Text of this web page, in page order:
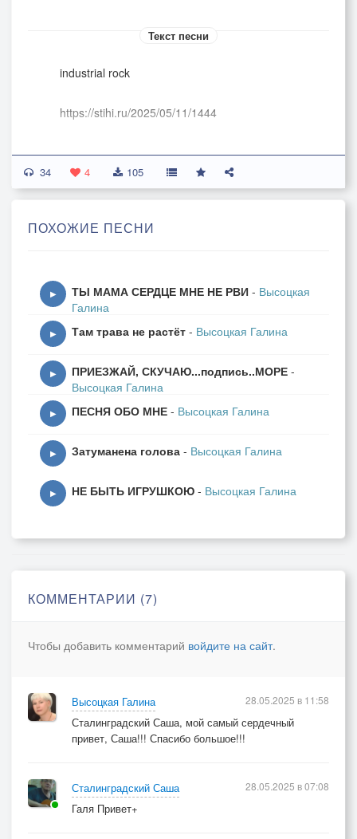
Текст песни
industrial rock
https://stihi.ru/2025/05/11/1444
[Куплет]
Ты множество из множества имён
Я выбрал то
И Купидон вонзает в сердце мне закон
[Куплет 2]
Ты множество и ты же воплощенье сна
Я выбрал ту
И вечно в сердце страстью и сполна
В своих созвездьях нежно укрывала
Ты множество из множества меня
В борьбе за цель
Ты множество из множества миров
Где домом нашим стала вдруг земля
Средь сотен голосов
[Припев]
Ты множество из множества меня
За смыслы бытия
Лишь труд и шаг вперёд всё изменяют
34 4 105
ПОХОЖИЕ ПЕСНИ
▶ ТЫ МАМА СЕРДЦЕ МНЕ НЕ РВИ - Высоцкая
Галина
▶ Там трава не растёт - Высоцкая Галина
▶ ПРИЕЗЖАЙ, СКУЧАЮ...подпись..МОРЕ -
Высоцкая Галина
▶ ПЕСНЯ ОБО МНЕ - Высоцкая Галина
▶ Затуманена голова - Высоцкая Галина
▶ НЕ БЫТЬ ИГРУШКОЮ - Высоцкая Галина
КОММЕНТАРИИ (7)
Чтобы добавить комментарий войдите на сайт.
Высоцкая Галина
Сталинградский Саша, мой самый сердечный
привет, Саша!!! Спасибо большое!!!
28.05.2025 в 11:58
Сталинградский Саша
Галя Привет+
28.05.2025 в 07:08